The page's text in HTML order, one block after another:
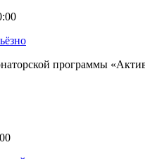
программы